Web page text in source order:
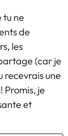
tu ne
de
les
(car je
recevrais une
Promis, je
et